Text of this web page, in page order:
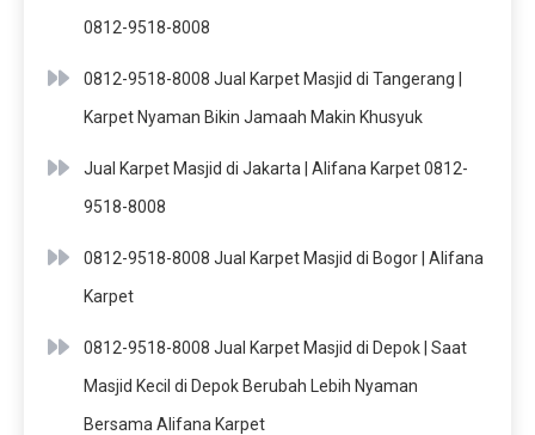
0812-9518-8008
0812-9518-8008 Jual Karpet Masjid di Tangerang |
Karpet Nyaman Bikin Jamaah Makin Khusyuk
Jual Karpet Masjid di Jakarta | Alifana Karpet 0812-
9518-8008
0812-9518-8008 Jual Karpet Masjid di Bogor | Alifana
Karpet
0812-9518-8008 Jual Karpet Masjid di Depok | Saat
Masjid Kecil di Depok Berubah Lebih Nyaman
Bersama Alifana Karpet